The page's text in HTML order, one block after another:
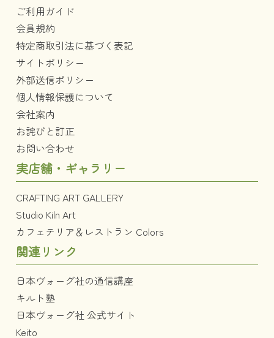
ご利用ガイド
会員規約
特定商取引法に基づく表記
サイトポリシー
外部送信ポリシー
個人情報保護について
会社案内
お詫びと訂正
お問い合わせ
実店舗・ギャラリー
CRAFTING ART GALLERY
Studio Kiln Art
カフェテリア＆レストラン Colors
関連リンク
日本ヴォーグ社の通信講座
キルト塾
日本ヴォーグ社 公式サイト
Keito